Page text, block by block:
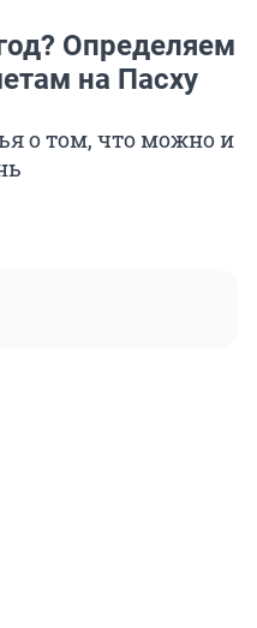
Определяем
на Пасху
о том, что можно и